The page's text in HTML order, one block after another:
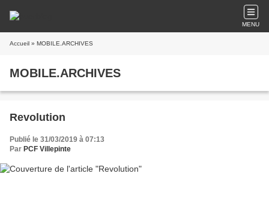
MENU
Accueil » MOBILE.ARCHIVES
MOBILE.ARCHIVES
Revolution
Publié le 31/03/2019 à 07:13
Par PCF Villepinte